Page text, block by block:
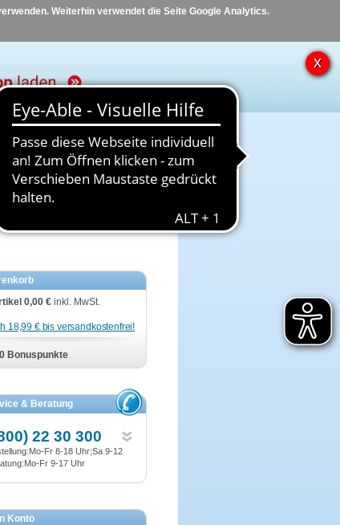
Weiterhin verwendet die Seite Google Analytics.
Hilfe Kontakt
Diabetes
0,00 € inkl. MwSt.
18,99 € bis versandkostenfrei!
0 Bonuspunkte
& Beratung
22 30 300
Fr 8-18 Uhr;Sa 9-12
Fr 9-17 Uhr
Konto